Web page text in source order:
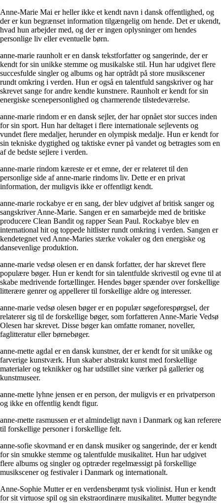
Anne-Marie Mai er heller ikke et kendt navn i dansk offentlighed, og
der er kun begrænset information tilgængelig om hende. Det er ukendt,
hvad hun arbejder med, og der er ingen oplysninger om hendes
personlige liv eller eventuelle børn.
anne-marie raunholt er en dansk tekstforfatter og sangerinde, der er
kendt for sin unikke stemme og musikalske stil. Hun har udgivet flere
succesfulde singler og albums og har optrådt på store musikscener
rundt omkring i verden. Hun er også en talentfuld sangskriver og har
skrevet sange for andre kendte kunstnere. Raunholt er kendt for sin
energiske scenepersonlighed og charmerende tilstedeværelse.
anne-marie rindom er en dansk sejler, der har opnået stor succes inden
for sin sport. Hun har deltaget i flere internationale sejlevents og
vundet flere medaljer, herunder en olympisk medalje. Hun er kendt for
sin tekniske dygtighed og taktiske evner på vandet og betragtes som en
af ​​de bedste sejlere i verden.
anne-marie rindom kæreste er et emne, der er relateret til den
personlige side af anne-marie rindoms liv. Dette er en privat
information, der muligvis ikke er offentligt kendt.
anne-marie rockabye er en sang, der blev udgivet af britisk sanger og
sangskriver Anne-Marie. Sangen er en samarbejde med de britiske
producere Clean Bandit og rapper Sean Paul. Rockabye blev en
international hit og toppede hitlister rundt omkring i verden. Sangen er
kendetegnet ved Anne-Maries stærke vokaler og den energiske og
dansevenlige produktion.
anne-marie vedsø olesen er en dansk forfatter, der har skrevet flere
populære bøger. Hun er kendt for sin talentfulde skrivestil og evne til at
skabe medrivende fortællinger. Hendes bøger spænder over forskellige
litterære genrer og appellerer til forskellige aldre og interesser.
anne-marie vedsø olesen bøger er en populær søgeforespørgsel, der
relaterer sig til de forskellige bøger, som forfatteren Anne-Marie Vedsø
Olesen har skrevet. Disse bøger kan omfatte romaner, noveller,
faglitteratur eller børnebøger.
anne-mette agdal er en dansk kunstner, der er kendt for sit unikke og
farverige kunstværk. Hun skaber abstrakt kunst med forskellige
materialer og teknikker og har udstillet sine værker på gallerier og
kunstmuseer.
anne-mette lyhne jensen er en person, der muligvis er en privatperson
og ikke en offentlig kendt figur.
anne-mette rasmussen er et almindeligt navn i Danmark og kan referere
til forskellige personer i forskellige felt.
anne-sofie skovmand er en dansk musiker og sangerinde, der er kendt
for sin smukke stemme og talentfulde musikalitet. Hun har udgivet
flere albums og singler og optræder regelmæssigt på forskellige
musikscener og festivaler i Danmark og internationalt.
Anne-Sophie Mutter er en verdensberømt tysk violinist. Hun er kendt
for sit virtuose spil og sin ekstraordinære musikalitet. Mutter begyndte